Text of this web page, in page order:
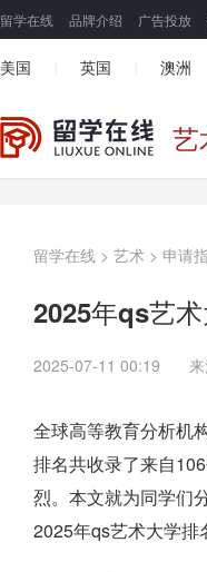
留学在线 品牌介绍 广告投放
美国 英国 澳洲
艺
留学在线 > 艺术 > 申请
2025年qs艺
2025-07-11 00:19 来
全球高等教育分析机
排名共收录了来自
烈。本文就为同学们
2025年qs艺术大学排